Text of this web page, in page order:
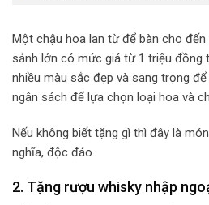
Một chậu hoa lan từ để bàn cho
sảnh lớn có mức giá từ 1 triệu đồng
nhiều màu sắc đẹp và sang trọng
ngân sách để lựa chọn loại hoa và
Nếu không biết tặng gì thì đây là
nghĩa, độc đáo.
2. Tặng rượu whisky nhập